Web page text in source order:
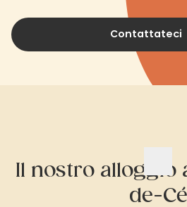
Contattateci
Il nostro alloggio
de-Cé